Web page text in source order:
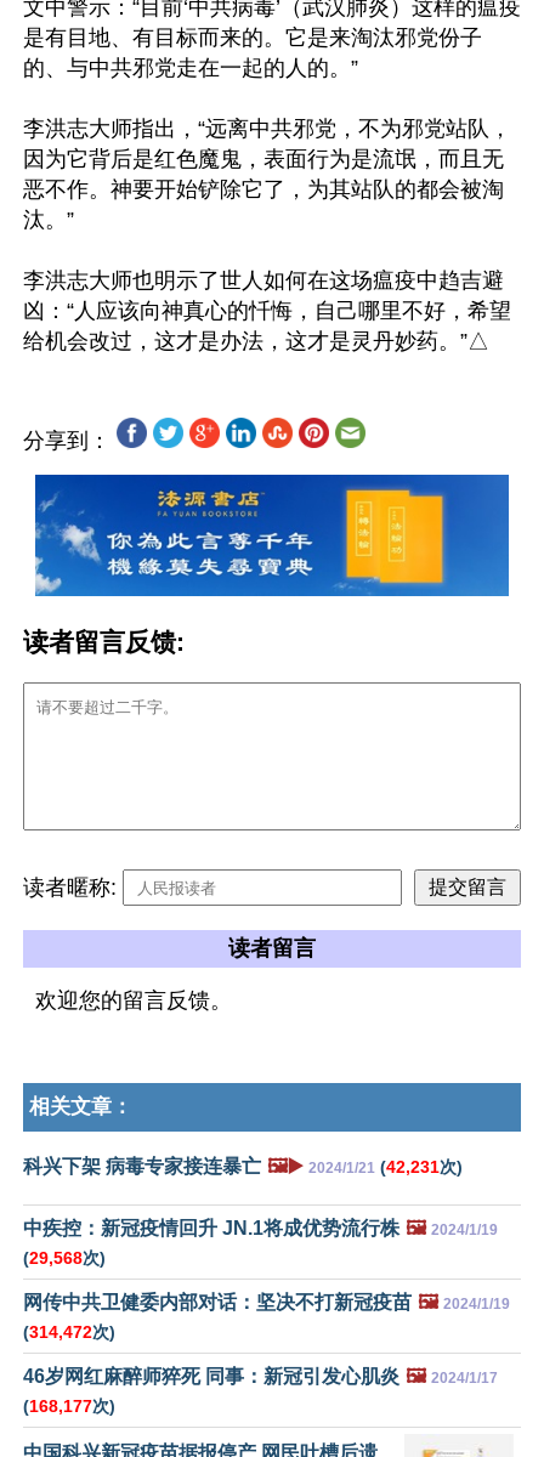
文中警示：“目前‘中共病毒’（武汉肺炎）这样的瘟疫
是有目地、有目标而来的。它是来淘汰邪党份子
的、与中共邪党走在一起的人的。”
李洪志大师指出，“远离中共邪党，不为邪党站队，
因为它背后是红色魔鬼，表面行为是流氓，而且无
恶不作。神要开始铲除它了，为其站队的都会被淘
汰。”
李洪志大师也明示了世人如何在这场瘟疫中趋吉避
凶：“人应该向神真心的忏悔，自己哪里不好，希望
分享到：
读者留言反馈:
读者暱称:
读者留言
欢迎您的留言反馈。
相关文章：
科兴下架 病毒专家接连暴亡 🖼️▶️ 2024/1/21 (42,231次)
中疾控：新冠疫情回升 JN.1将成优势流行株 🖼️ 2024/1/19
(29,568次)
网传中共卫健委内部对话：坚决不打新冠疫苗 🖼️ 2024/1/19
(314,472次)
46岁网红麻醉师猝死 同事：新冠引发心肌炎 🖼️ 2024/1/17
(168,177次)